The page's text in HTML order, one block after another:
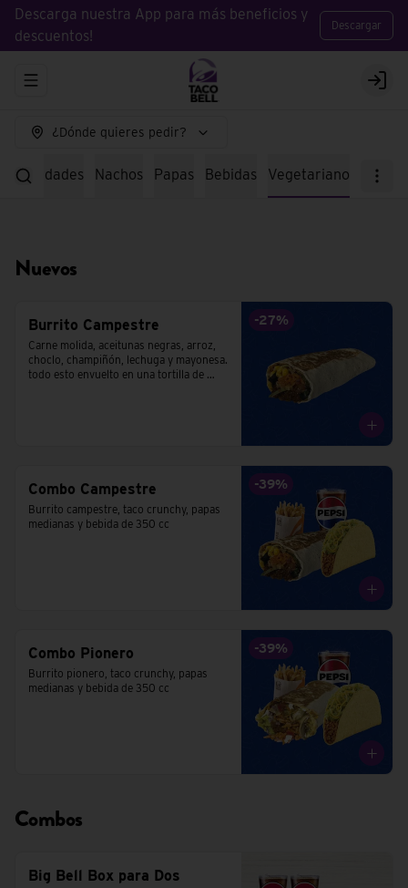
Descarga nuestra App para más beneficios y
descuentos!
Descargar
Abrir menu de navegación Login
¿Dónde quieres pedir?
Nachos Papas Bebidas Vegetariano
Nuevos
-27%
Burrito Campestre
Carne molida, aceitunas negras, arroz,
choclo, champiñón, lechuga y mayonesa.
todo esto envuelto en una tortilla de
-39%
Combo Campestre
Burrito campestre, taco crunchy, papas
medianas y bebida de 350 cc
-39%
Combo Pionero
Burrito pionero, taco crunchy, papas
medianas y bebida de 350 cc
Combos
Big Bell Box para Dos